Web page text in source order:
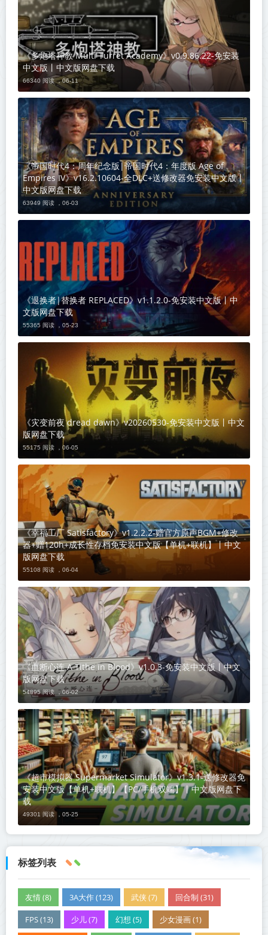
《多炮塔神教 Multi Turret Academy》v0.9.86.22-免安装
中文版丨中文版网盘下载
66340 阅读 ，06-11
《帝国时代4：周年纪念版|帝国时代4：年度版 Age of
Empires IV》v16.2.10604-全DLC+送修改器免安装中文版丨
中文版网盘下载
63949 阅读 ， 06-03
《退换者|替换者 REPLACED》v1.1.2.0-免安装中文版丨中
文版网盘下载
55365 阅读 ， 05-23
《灾变前夜 dread dawn》v20260530-免安装中文版丨中文
版网盘下载
55175 阅读 ， 06-05
《幸福工厂 Satisfactory》v1.2.2.2-赠官方原声BGM+修改
器+赠120h+成长性存档免安装中文版【单机+联机】丨中文
版网盘下载
55108 阅读 ， 06-04
《血断心连 A Tithe in Blood》v1.0.3-免安装中文版丨中文
版网盘下载
54895 阅读 ， 06-02
《超市模拟器 Supermarket Simulator》v1.3.1-送修改器免
安装中文版【单机+联机】【PC/手机双端】丨中文版网盘下
载
49301 阅读 ， 05-25
标签列表
友情 (8) 3A大作 (123) 武侠 (7) 回合制 (31)
FPS (13) 少儿 (7) 幻想 (5) 少女漫画 (1)